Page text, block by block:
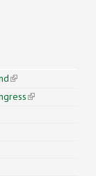
(link is
external)
(link is